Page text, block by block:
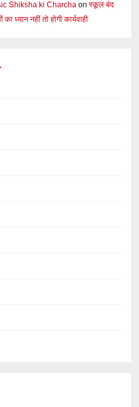
Shiksha ki Charcha onस्कूल बंद
ध्यान नहीं तो होगी कार्यवाही